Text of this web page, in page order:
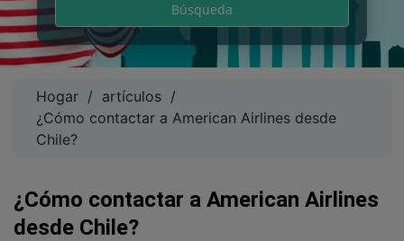
Búsqueda
Hogar / artículos /
¿Cómo contactar a American Airlines desde
Chile?
¿Cómo contactar a American Airlines
desde Chile?